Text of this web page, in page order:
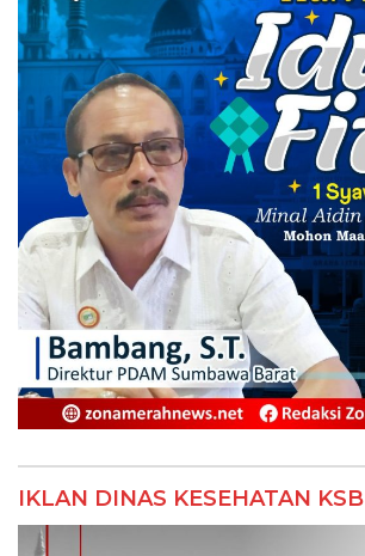
IKLAN DINAS KESEHATAN KSB